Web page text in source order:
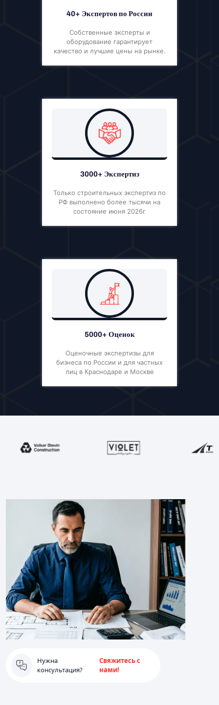
40+ Экспертов по России
Собственные эксперты и
оборудование гарантирует
качество и лучшие цены на рынке.
3000+ Экспертиз
Только строительных экспертиз по
РФ выполнено более тысячи на
состояние июня 2026г
5000+ Оценок
Оценочные экспертизы для
бизнеса по России и для частных
лиц в Краснодаре и Москве
Нужна
консультация?
Свяжитесь с
нами!